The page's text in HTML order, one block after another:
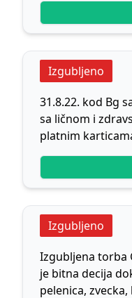
Izgubljeno
31.8.22. kod Bg
sa ličnom i
platnim
Izgubljeno
Izgubljena torba
je bitna decija
pelenica,